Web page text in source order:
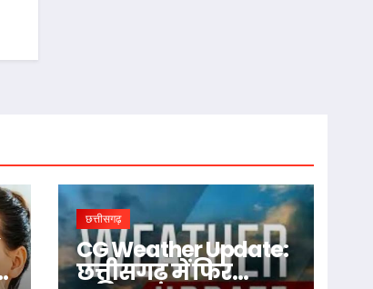
छत्तीसगढ़
CG Weather Update:
छत्तीसगढ़ में फिर